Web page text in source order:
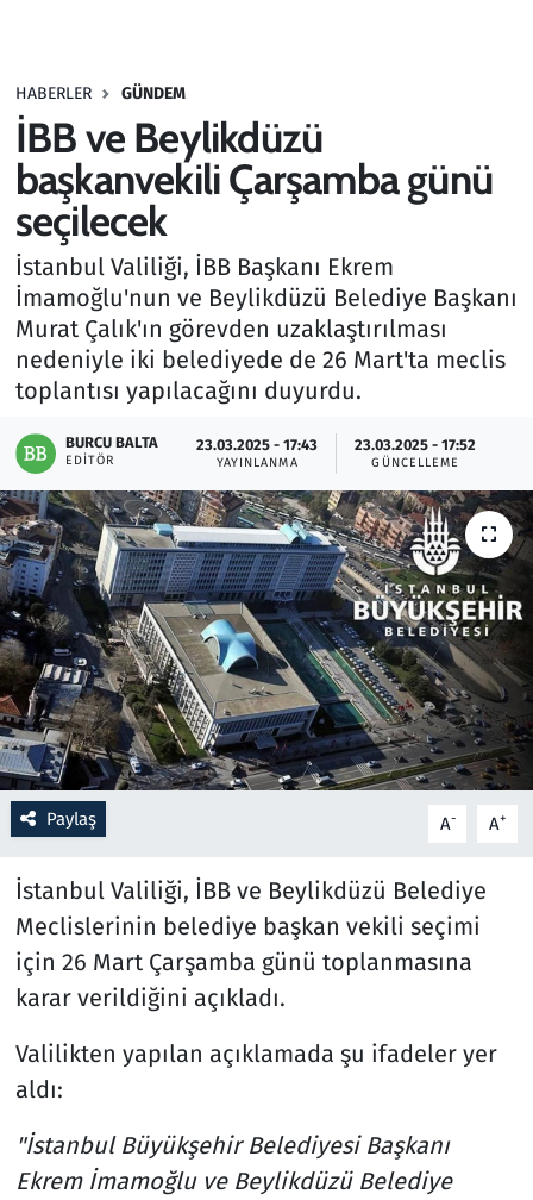
HABERLER GÜNDEM
İBB ve Beylikdüzü
başkanvekili Çarşamba günü
seçilecek
İstanbul Valiliği, İBB Başkanı Ekrem
İmamoğlu'nun ve Beylikdüzü Belediye Başkanı
Murat Çalık'ın görevden uzaklaştırılması
nedeniyle iki belediyede de 26 Mart'ta meclis
toplantısı yapılacağını duyurdu.
BURCU BALTA
EDITÖR
23.03.2025 - 17:43
YAYINLANMA
23.03.2025 - 17:52
GÜNCELLEME
Paylaş A- A+
İstanbul Valiliği, İBB ve Beylikdüzü Belediye
Meclislerinin belediye başkan vekili seçimi
için 26 Mart Çarşamba günü toplanmasına
karar verildiğini açıkladı.
Valilikten yapılan açıklamada şu ifadeler yer
aldı:
"İstanbul Büyükşehir Belediyesi Başkanı
Ekrem İmamoğlu ve Beylikdüzü Belediye
Haber
Kültür Sanat
Kurumsal Haberler
Lezzet Durağı
Memur ve Kamu
Otomobil
Oyun
Ramazan
Resmi İlanlar
Rüya Tabirleri
Sağlık
Savunma Sanayi
Seçim 2023
Spor
Teknoloji ve Bilim
Televizyon